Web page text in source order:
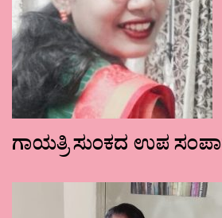
ಗಾಯತ್ರಿ ಸುಂಕದ ಉಪ